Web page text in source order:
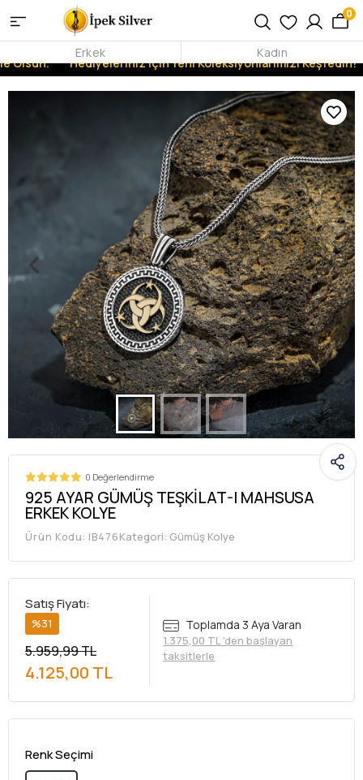
Olsun. Hediyeleriniz İçin Yeni Koleksiyonlarımızı Keşfedin!
0
Erkek Kadın
0 Değerlendirme
925 AYAR GÜMÜŞ TEŞKİLAT-I MAHSUSA
ERKEK KOLYE
Ürün Kodu: IB476Kategori: Gümüş Kolye
Satış Fiyatı:
%31
5.959,99 TL
4.125,00 TL
Toplamda 3 Aya Varan
1.375,00 TL 'den başlayan
taksitlerle
Renk Seçimi